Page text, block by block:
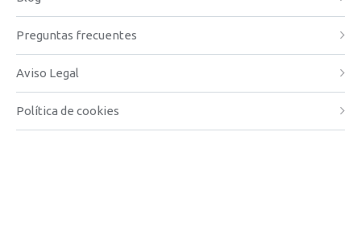
Preguntas frecuentes
Aviso Legal
Política de cookies